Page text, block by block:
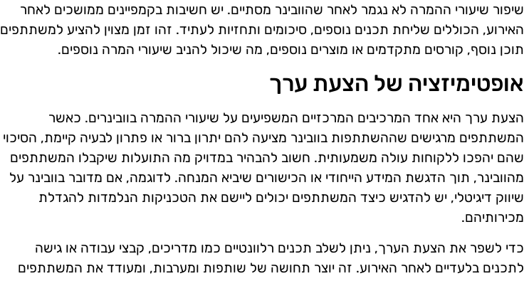
שיפור שיעורי ההמרה לא נגמר לאחר שהוובינר מסתיים. יש חשיבות בקמפיינים ממושכים לאחר
האירוע, הכוללים שליחת תכנים נוספים, סיכומים ותחזיות לעתיד. זהו זמן מצוין להציע למשתתפים
תוכן נוסף, קורסים מתקדמים או מוצרים נוספים, מה שיכול להניב שיעורי המרה נוספים.
אופטימיזציה של הצעת ערך
הצעת ערך היא אחד המרכיבים המרכזיים המשפיעים על שיעורי ההמרה בוובינרים. כאשר
המשתתפים מרגישים שההשתתפות בוובינר מציעה להם יתרון ברור או פתרון לבעיה קיימת, הסיכוי
שהם יהפכו ללקוחות עולה משמעותית. חשוב להבהיר במדויק מה התועלות שיקבלו המשתתפים
מהוובינר, תוך הדגשת המידע הייחודי או הכישורים שיביא המנחה. לדוגמה, אם מדובר בוובינר על
שיווק דיגיטלי, יש להדגיש כיצד המשתתפים יכולים ליישם את הטכניקות הנלמדות להגדלת
מכירותיהם.
כדי לשפר את הצעת הערך, ניתן לשלב תכנים רלוונטיים כמו מדריכים, קבצי עבודה או גישה
לתכנים בלעדיים לאחר האירוע. זה יוצר תחושה של שותפות ומערבות, ומעודד את המשתתפים